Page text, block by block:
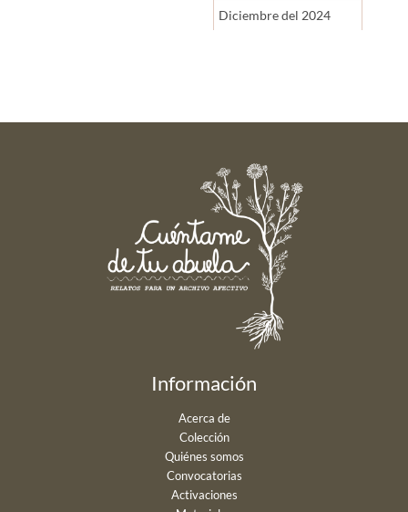
Diciembre del 2024
Información
Acerca de
Colección
Quiénes somos
Convocatorias
Activaciones